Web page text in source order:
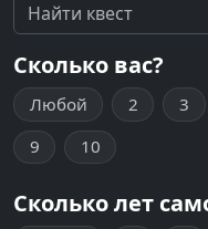
Сколько вас?
Любой 2 3
9
10
Сколько лет